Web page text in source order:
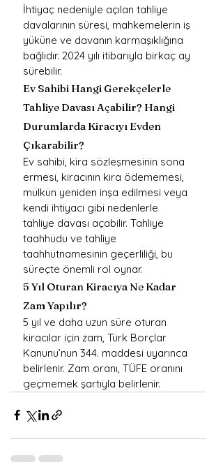
İhtiyaç nedeniyle açılan tahliye
davalarının süresi, mahkemelerin iş
yüküne ve davanın karmaşıklığına
bağlıdır. 2024 yılı itibarıyla birkaç ay
sürebilir.
Ev Sahibi Hangi Gerekçelerle
Tahliye Davası Açabilir? Hangi
Durumlarda Kiracıyı Evden
Çıkarabilir?
Ev sahibi, kira sözleşmesinin sona
ermesi, kiracının kira ödememesi,
mülkün yeniden inşa edilmesi veya
kendi ihtiyacı gibi nedenlerle
tahliye davası açabilir. Tahliye
taahhüdü ve tahliye
taahhütnamesinin geçerliliği, bu
süreçte önemli rol oynar.
5 Yıl Oturan Kiracıya Ne Kadar
Zam Yapılır?
5 yıl ve daha uzun süre oturan
kiracılar için zam, Türk Borçlar
Kanunu’nun 344. maddesi uyarınca
belirlenir. Zam oranı, TÜFE oranını
geçmemek şartıyla belirlenir.